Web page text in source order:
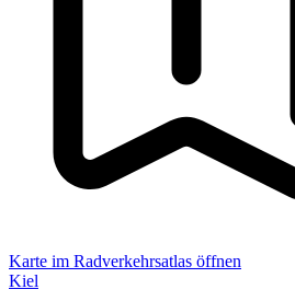
Karte im Radverkehrsatlas öffnen
Kiel